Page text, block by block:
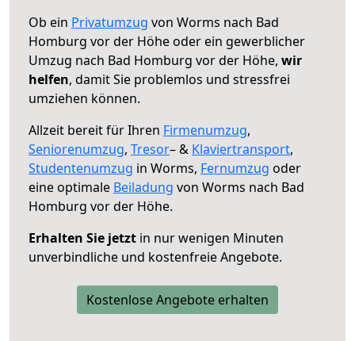
Ob ein Privatumzug von Worms nach Bad
Homburg vor der Höhe oder ein gewerblicher
Umzug nach Bad Homburg vor der Höhe, wir
helfen, damit Sie problemlos und stressfrei
umziehen können.
Allzeit bereit für Ihren Firmenumzug,
Seniorenumzug, Tresor– & Klaviertransport,
Studentenumzug in Worms, Fernumzug oder
eine optimale Beiladung von Worms nach Bad
Homburg vor der Höhe.
Erhalten Sie jetzt in nur wenigen Minuten
unverbindliche und kostenfreie Angebote.
Kostenlose Angebote erhalten